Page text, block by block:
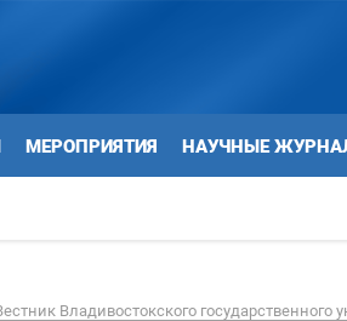
МЕРОПРИЯТИЯ НАУЧНЫЕ
Владивостокского государственного